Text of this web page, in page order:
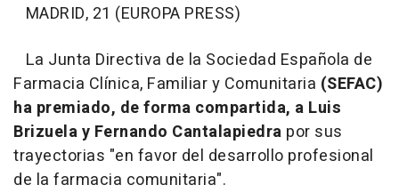
MADRID, 21 (EUROPA PRESS)
La Junta Directiva de la Sociedad Española de
Farmacia Clínica, Familiar y Comunitaria (SEFAC)
ha premiado, de forma compartida, a Luis
Brizuela y Fernando Cantalapiedra por sus
trayectorias "en favor del desarrollo profesional
de la farmacia comunitaria".